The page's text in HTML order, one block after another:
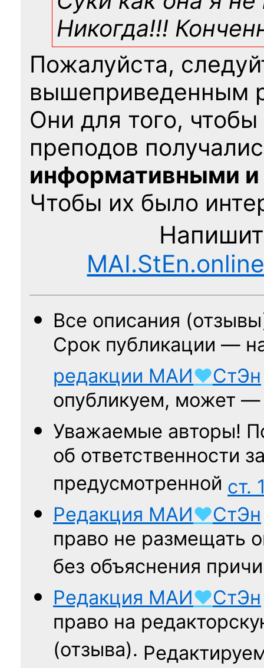
Никогда!!!
Пожалуйста,
вышеприведенным
Они для того,
преподов
информативными
Чтобы их было
Все описания
Срок публикации —
редакции МАИ♥СтЭн
опубликуем, может
Уважаемые авторы!
об ответственности
предусмотренной ст.
Редакция МАИ♥СтЭн
право не размещать
без объяснения
Редакция МАИ♥СтЭн
право на
(отзыва).